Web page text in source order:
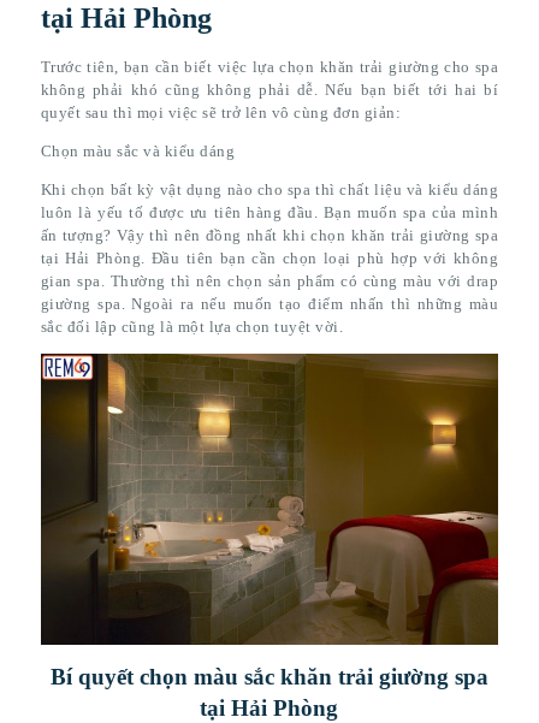
tại Hải Phòng
Trước tiên, bạn cần biết việc lựa chọn khăn trải giường cho spa
không phải khó cũng không phải dễ. Nếu bạn biết tới hai bí
quyết sau thì mọi việc sẽ trở lên vô cùng đơn giản:
Chọn màu sắc và kiểu dáng
Khi chọn bất kỳ vật dụng nào cho spa thì chất liệu và kiểu dáng
luôn là yếu tố được ưu tiên hàng đầu. Bạn muốn spa của mình
ấn tượng? Vậy thì nên đồng nhất khi chọn khăn trải giường spa
tại Hải Phòng. Đầu tiên bạn cần chọn loại phù hợp với không
gian spa. Thường thì nên chọn sản phẩm có cùng màu với drap
giường spa. Ngoài ra nếu muốn tạo điểm nhấn thì những màu
sắc đối lập cũng là một lựa chọn tuyệt vời.
Bí quyết chọn màu sắc khăn trải giường spa
tại Hải Phòng